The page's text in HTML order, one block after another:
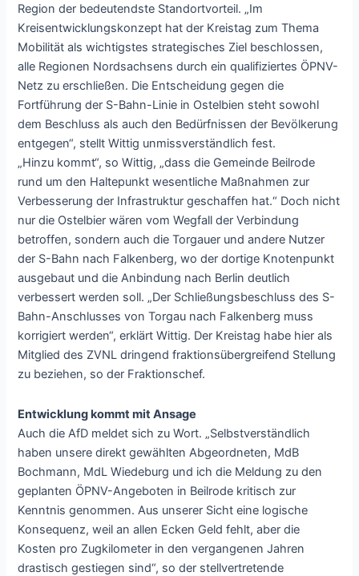
Region der bedeutendste Standortvorteil. „Im
Kreisentwicklungskonzept hat der Kreistag zum Thema
Mobilität als wichtigstes strategisches Ziel beschlossen,
alle Regionen Nordsachsens durch ein qualifiziertes ÖPNV-
Netz zu erschließen. Die Entscheidung gegen die
Fortführung der S-Bahn-Linie in Ostelbien steht sowohl
dem Beschluss als auch den Bedürfnissen der Bevölkerung
entgegen“, stellt Wittig unmissverständlich fest.
„Hinzu kommt“, so Wittig, „dass die Gemeinde Beilrode
rund um den Haltepunkt wesentliche Maßnahmen zur
Verbesserung der Infrastruktur geschaffen hat.“ Doch nicht
nur die Ostelbier wären vom Wegfall der Verbindung
betroffen, sondern auch die Torgauer und andere Nutzer
der S-Bahn nach Falkenberg, wo der dortige Knotenpunkt
ausgebaut und die Anbindung nach Berlin deutlich
verbessert werden soll. „Der Schließungsbeschluss des S-
Bahn-Anschlusses von Torgau nach Falkenberg muss
korrigiert werden“, erklärt Wittig. Der Kreistag habe hier als
Mitglied des ZVNL dringend fraktionsübergreifend Stellung
zu beziehen, so der Fraktionschef.
Entwicklung kommt mit Ansage
Auch die AfD meldet sich zu Wort. „Selbstverständlich
haben unsere direkt gewählten Abgeordneten, MdB
Bochmann, MdL Wiedeburg und ich die Meldung zu den
geplanten ÖPNV-Angeboten in Beilrode kritisch zur
Kenntnis genommen. Aus unserer Sicht eine logische
Konsequenz, weil an allen Ecken Geld fehlt, aber die
Kosten pro Zugkilometer in den vergangenen Jahren
drastisch gestiegen sind“, so der stellvertretende